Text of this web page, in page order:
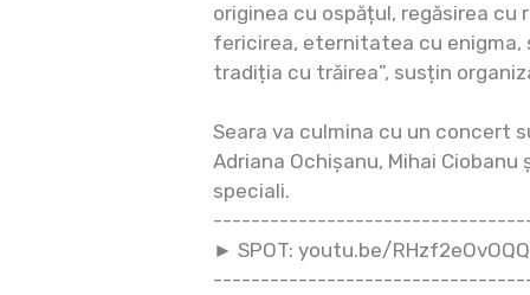
originea cu ospățul, regăsirea cu
fericirea, eternitatea cu
tradiția cu trăirea”, susțin
Seara va culmina cu un concert
Adriana Ochișanu, Mihai
speciali.
► SPOT: youtu.be/RHzf2eOvOQQ